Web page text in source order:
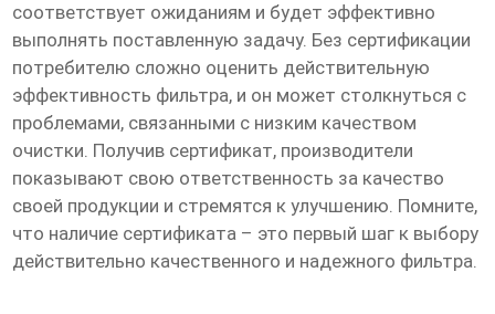
соответствует ожиданиям и будет эффективно
выполнять поставленную задачу. Без сертификации
потребителю сложно оценить действительную
эффективность фильтра, и он может столкнуться с
проблемами, связанными с низким качеством
очистки. Получив сертификат, производители
показывают свою ответственность за качество
своей продукции и стремятся к улучшению. Помните,
что наличие сертификата – это первый шаг к выбору
действительно качественного и надежного фильтра.